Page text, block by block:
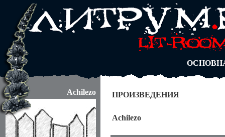
АВТОРЫ
БЛОГИ
АБИТУРА
Achilezo ПРОИЗВЕДЕНИЯ
Achilezo